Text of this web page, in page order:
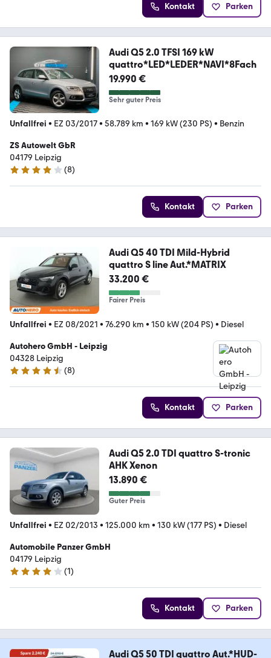
Kontakt Parken
Audi Q5 2.0 TFSI 169 kW
quattro*LED*LEDER*NAVI*8Fach
19.990 €
Sehr guter Preis
Unfallfrei • EZ 03/2017• 58.789 km • 169 kW (230 PS) • Benzin
ZS Autowelt GbR
04179 Leipzig
3.9 Sterne
(8)
Kontakt Parken
Audi Q5 40 TDI Mild-Hybrid
quattro S line Aut.*MATRIX
33.200 €
Fairer Preis
Unfallfrei • EZ 08/2021 • 76.290 km • 150 kW (204 PS) • Diesel
Autohero GmbH - Leipzig
04328 Leipzig
4.3 Sterne
(8)
Kontakt Parken
Audi Q5 2.0 TDI quattro S-tronic
AHK Xenon
13.890 €
Guter Preis
Unfallfrei • EZ 02/2013 • 125.000 km • 130 kW (177 PS) • Diesel
Automobile Panzer GmbH
04179 Leipzig
4 Sterne
(1)
Kontakt Parken
Audi Q5 50 TDI quattro Aut.*HUD-